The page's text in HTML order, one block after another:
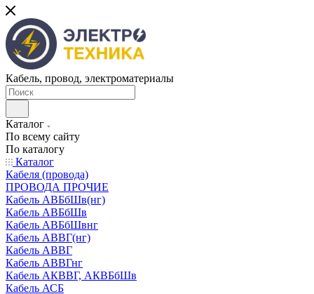
Кабель, провод, электроматериалы
Каталог
По всему сайту
По каталогу
Каталог
Кабеля (провода)
ПРОВОДА ПРОЧИЕ
Кабель АВБбШв(нг)
Кабель АВБбШв
Кабель АВБбШвнг
Кабель АВВГ(нг)
Кабель АВВГ
Кабель АВВГнг
Кабель АКВВГ, АКВБбШв
Кабель АСБ